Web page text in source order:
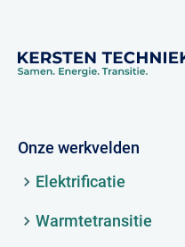
Onze werkvelden
Elektrificatie
Warmtetransitie